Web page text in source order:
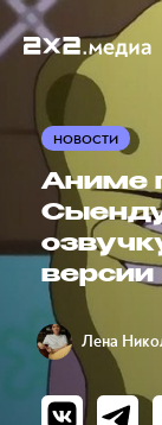
НОВОСТИ
Аниме
версии
Лена